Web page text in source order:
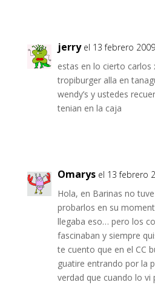
jerry el 13 febrero
estas en lo cierto carlos
tropiburger alla en
wendy’s y ustedes
tenian en la caja
Omarys el 13 febrero
Hola, en Barinas no
probarlos en su
llegaba eso… pero los
fascinaban y siempre
te cuento que en el CC
guatire entrando por la
verdad que cuando lo vi